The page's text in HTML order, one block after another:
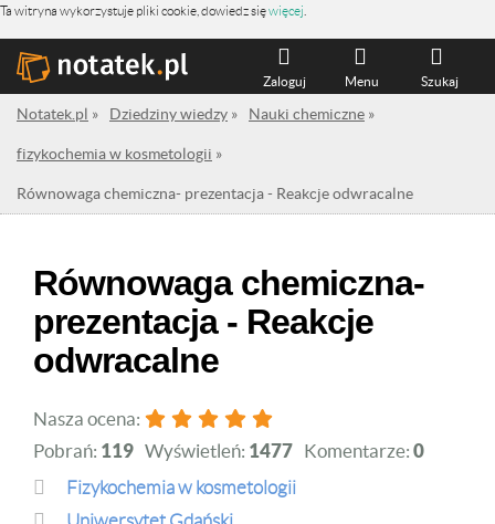
Ta witryna wykorzystuje pliki cookie, dowiedz sięwięcej
Szukaj
Menu
Zaloguj
Notatek.pl » Dziedziny wiedzy » Nauki chemiczne »
fizykochemia w kosmetologii »
Równowaga chemiczna- prezentacja - Reakcje odwracalne
Równowaga chemiczna-
prezentacja - Reakcje
odwracalne
Nasza ocena:
Pobrań: 119 Wyświetleń: 1477 Komentarze: 0
fizykochemia w kosmetologii